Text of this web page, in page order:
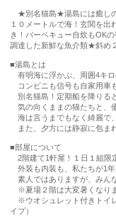
★別名猫島★湯島には癒しの
１０メートルで海！玄関を
き！バーベキュー自炊もOK
調達した新鮮な魚介類★斜め
■湯島とは
有明海に浮かぶ、周囲4キロ
コンビニも信号も自家用車
別名猫島！定期船を降りる
気の向くままの猫たちと、
海は言うまでもなく綺麗で
また、夕方には静寂に包ま
■部屋について
2階建て1軒屋！１日１組限
外装も内装も、私たちが1年
素人ではありますが、みん
※夏場２階は大変暑くなり
※ウオシュレット付きトイ
イプ）